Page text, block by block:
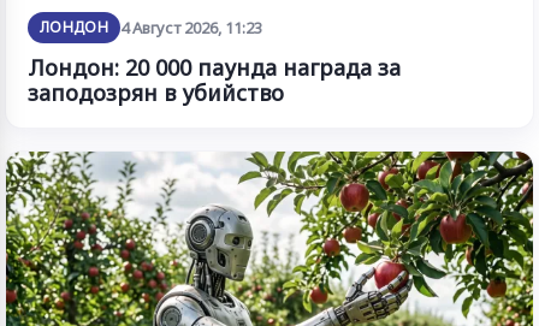
ЛОНДОН 4 Август 2026, 11:23
Лондон: 20 000 паунда награда за
заподозрян в убийство